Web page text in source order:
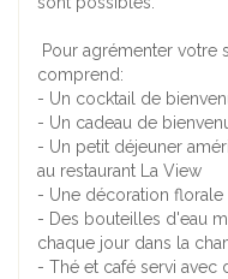
Pour agrémenter votre
comprend:
- Un cocktail de
- Un cadeau de
- Un petit déjeuner
au restaurant La View
- Une décoration
- Des bouteilles d'eau
chaque jour dans la
- Thé et café servi avec